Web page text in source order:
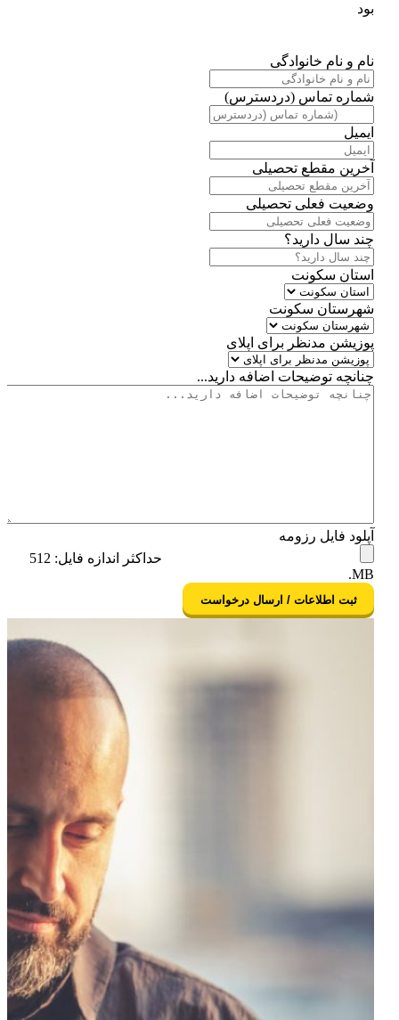
نام و نام خانوادگی
شماره تماس (دردسترس)
ایمیل
آخرین مقطع تحصیلی
وضعیت فعلی تحصیلی
چند سال دارید؟
استان سکونت
شهرستان سکونت
پوزیشن مدنظر برای اپلای
چنانچه توضیحات اضافه دارید...
آپلود فایل رزومه
حداکثر اندازه فایل: 512